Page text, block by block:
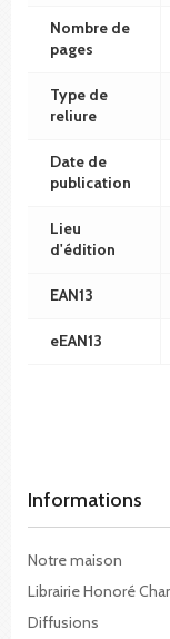
Nombre de
pages
Type de
reliure
Date de
publication
Lieu
d'édition
EAN13
eEAN13
Informations
Notre maison
Librairie Honoré
Diffusions